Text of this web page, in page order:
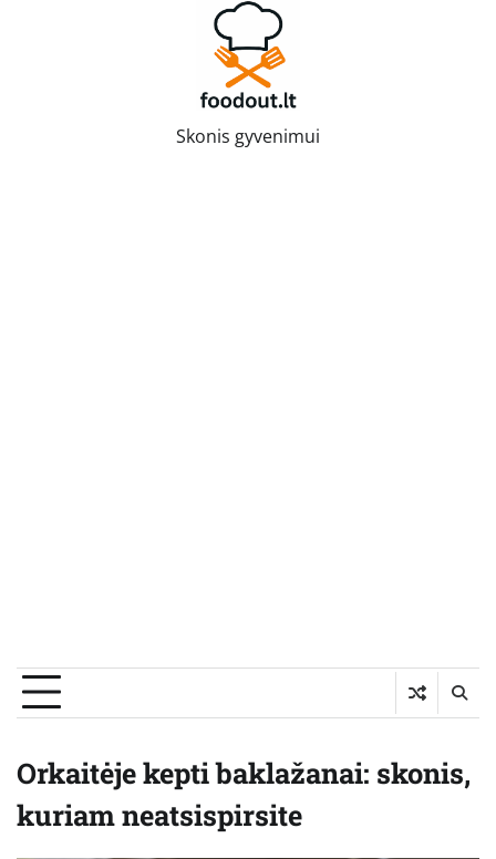
Skonis gyvenimui
Orkaitėje kepti baklažanai: skonis,
kuriam neatsispirsite